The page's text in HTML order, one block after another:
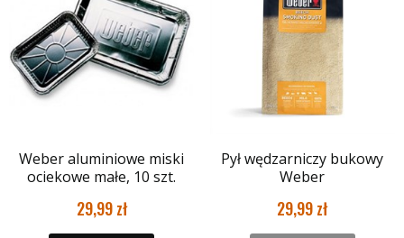
Weber aluminiowe miski
ociekowe małe, 10 szt.
29,99
Pył wędzarniczy bukowy
Weber
29,99